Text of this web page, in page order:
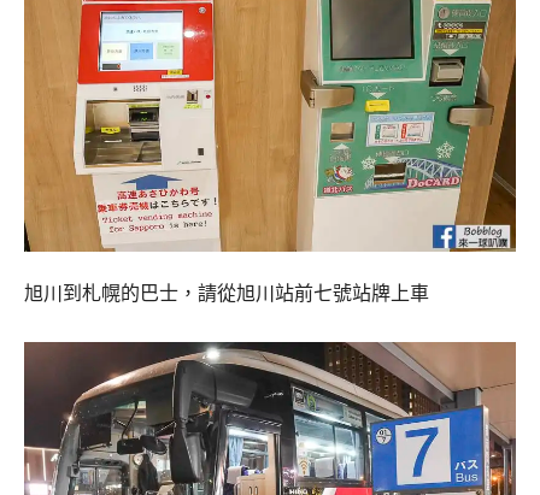
旭川到札幌的巴士，請從旭川站前七號站牌上車